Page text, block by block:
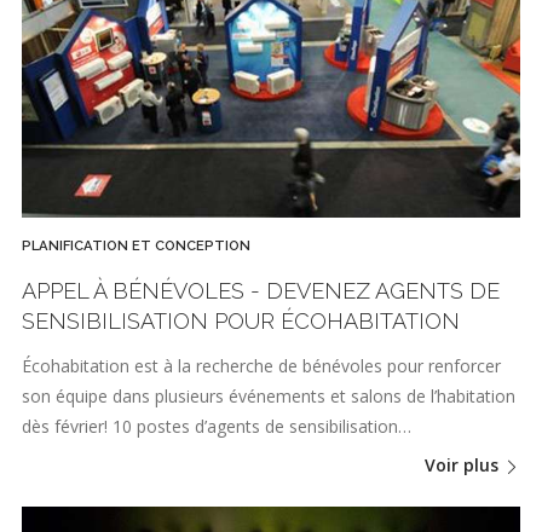
PLANIFICATION ET CONCEPTION
APPEL À BÉNÉVOLES - DEVENEZ AGENTS DE
SENSIBILISATION POUR ÉCOHABITATION
Écohabitation est à la recherche de bénévoles pour renforcer
son équipe dans plusieurs événements et salons de l’habitation
dès février! 10 postes d’agents de sensibilisation…
Voir plus